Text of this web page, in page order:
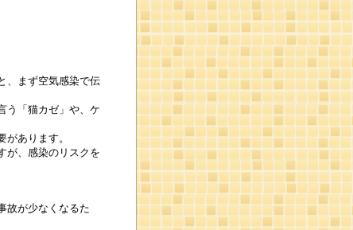
、まず空気感染で伝
う「猫カゼ」や、ケ
あります。
が、感染のリスクを
故が少なくなるた